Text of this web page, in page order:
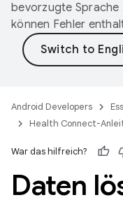
bevorzugte Sprache
können Fehler
Android Developers
Health Connect-
War das hilfreich?
Daten